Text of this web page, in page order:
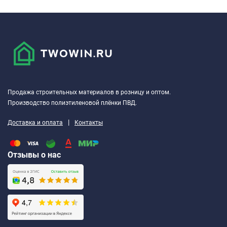
Продажа строительных материалов в розницу и оптом.
Производство полиэтиленовой плёнки ПВД.
Доставка и оплата | Контакты
Отзывы о нас